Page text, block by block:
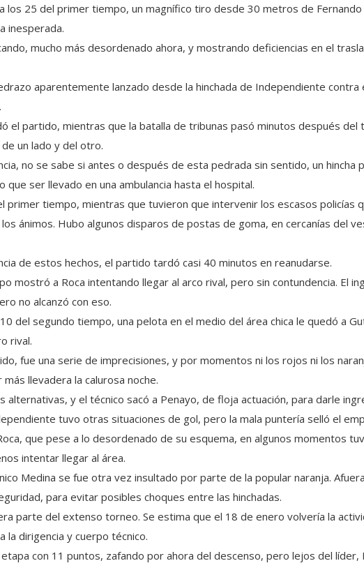
los 25 del primer tiempo, un magnífico tiro desde 30 metros de
inesperada.
mucho más desordenado ahora, y mostrando deficiencias en el
aparentemente lanzado desde la hinchada de Independiente
el partido, mientras que la batalla de tribunas pasó minutos después del
un lado y del otro.
no se sabe si antes o después de esta pedrada sin sentido, un
que ser llevado en una ambulancia hasta el hospital.
primer tiempo, mientras que tuvieron que intervenir los escasos policías
ánimos. Hubo algunos disparos de postas de goma, en cercanías del
de estos hechos, el partido tardó casi 40 minutos en reanudarse.
mostró a Roca intentando llegar al arco rival, pero sin contundencia. El
no alcanzó con eso.
del segundo tiempo, una pelota en el medio del área chica le quedó a
rival.
fue una serie de imprecisiones, y por momentos ni los rojos ni los
llevadera la calurosa noche.
alternativas, y el técnico sacó a Penayo, de floja actuación, para darle
tuvo otras situaciones de gol, pero la mala puntería selló el
que pese a lo desordenado de su esquema, en algunos momentos
intentar llegar al área.
Medina se fue otra vez insultado por parte de la popular naranja.
para evitar posibles choques entre las hinchadas.
parte del extenso torneo. Se estima que el 18 de enero volvería la
la dirigencia y cuerpo técnico.
con 11 puntos, zafando por ahora del descenso, pero lejos del líder,